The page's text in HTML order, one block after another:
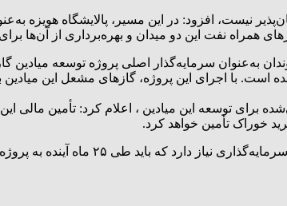
نیست، افزود: در این مسیر، پالایشگاه هویزه
همراه نفت این دو میدان و بهره‌برداری از
به‌عنوان سرمایه‌گذار اصلی پروژه توسعه میادین
است. با اجرای این پروژه، گازهای مشعل این
برای توسعه این میادین ، اعلام کرد: تأمین مالی
خوراک تأمین خواهد کرد.
وی گفت: برآورد ما این است که این